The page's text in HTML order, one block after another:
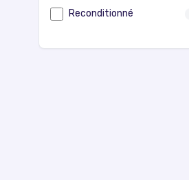
Reconditionné